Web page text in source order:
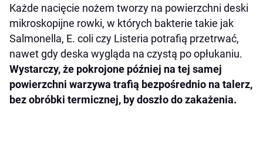
Każde nacięcie nożem tworzy na powierzchni deski
mikroskopijne rowki, w których bakterie takie jak
Salmonella, E. coli czy Listeria potrafią przetrwać,
nawet gdy deska wygląda na czystą po opłukaniu.
Wystarczy, że pokrojone później na tej samej
powierzchni warzywa trafią bezpośrednio na talerz,
bez obróbki termicznej, by doszło do zakażenia.